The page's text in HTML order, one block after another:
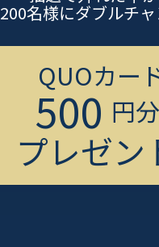
200名様にダブルチャ
QUOカー
500 円分
プレゼン